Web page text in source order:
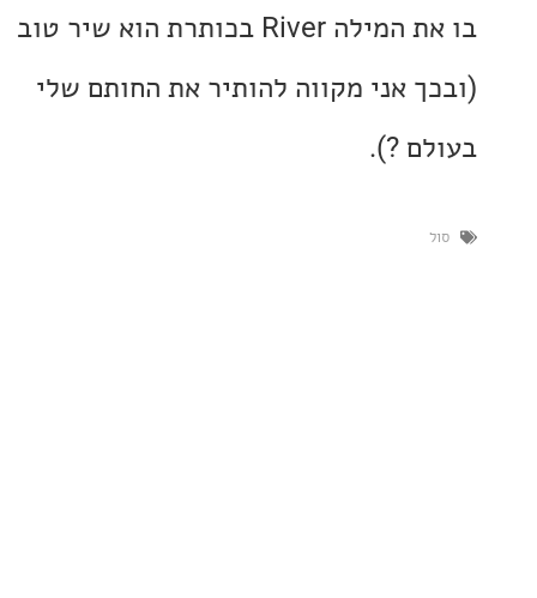
בו את המילה River בכותרת הוא שיר טוב
אני מקווה להותיר את החותם שלי